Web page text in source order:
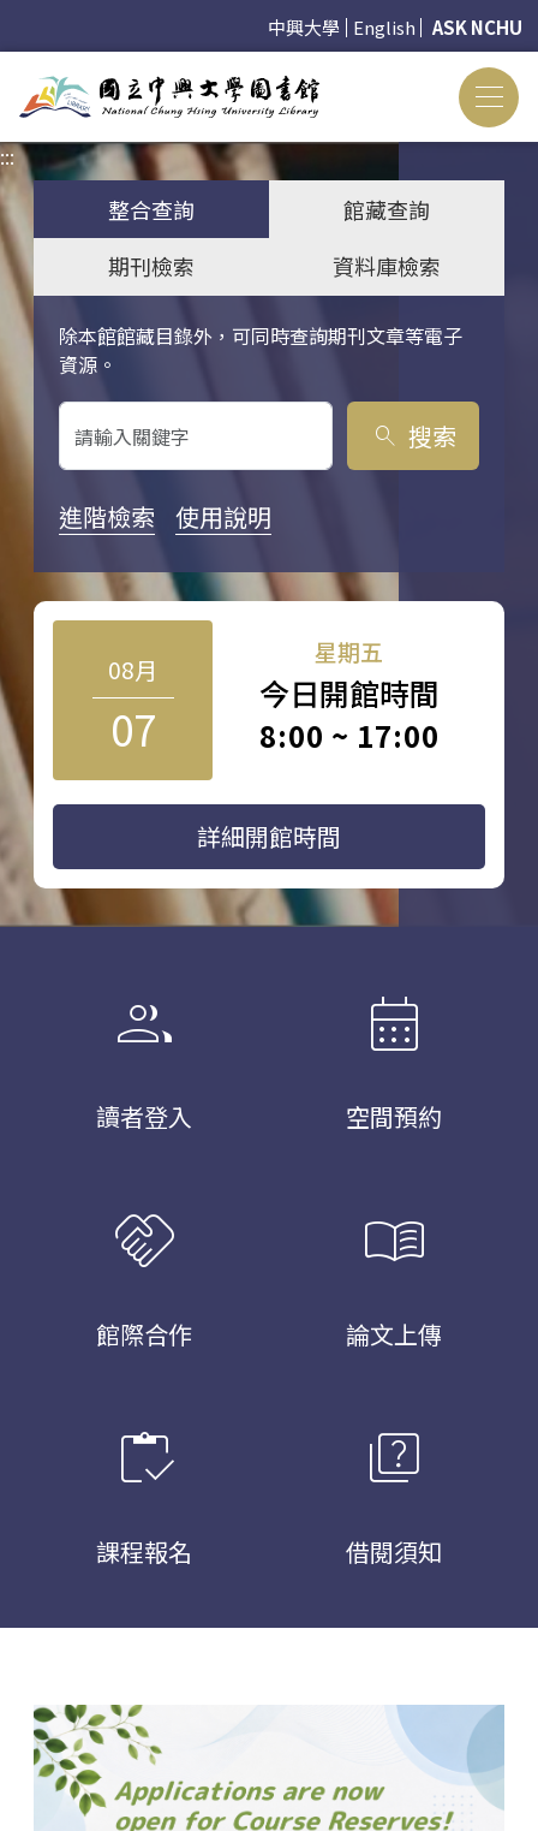
中興大學 English ASK NCHU
:::
整合查詢
館藏查詢
期刊檢索
資料庫檢索
除本館館藏目錄外，可同時查詢期刊文章等電子
資源。
關鍵字搜尋
search 搜索
進階檢索 使用說明
08月
07
星期五
今日開館時間
8:00 ~ 17:00
詳細開館時間
group
讀者登入
calendar_month
空間預約
handshake
館際合作
menu_book
論文上傳
inventory
課程報名
quiz
借閱須知